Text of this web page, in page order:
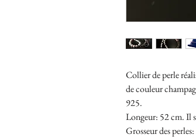
Collier de perle
de couleur
925.
Longeur: 52 cm. Il
Grosseur des